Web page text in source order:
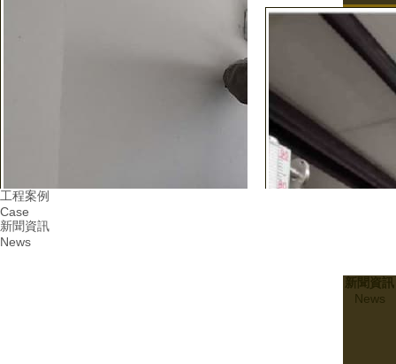
工程案例
Case
新聞資訊
News
新聞資訊
News